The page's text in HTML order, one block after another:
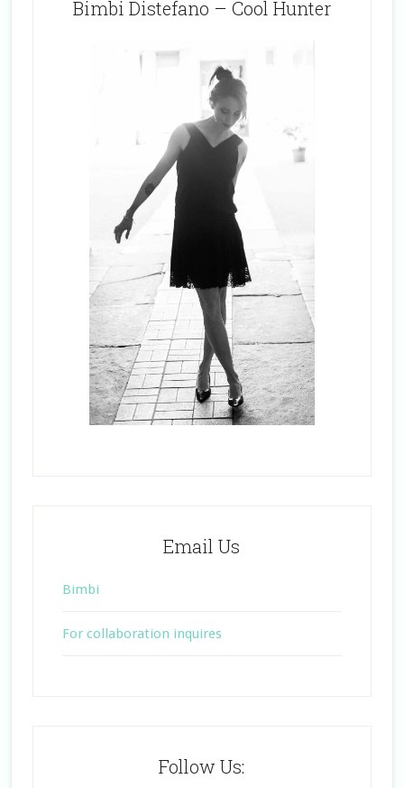
Bimbi Distefano – Cool Hunter
Email Us
Bimbi
For collaboration inquires
Follow Us: